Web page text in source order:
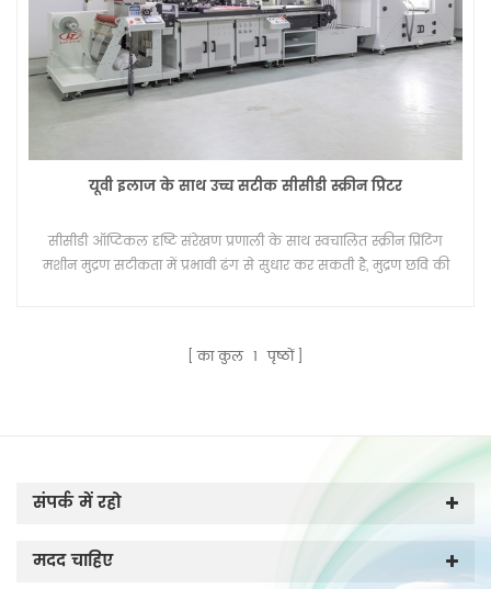
यूवी इलाज के साथ उच्च सटीक सीसीडी स्क्रीन प्रिंटर
सीसीडी ऑप्टिकल दृष्टि संरेखण प्रणाली के साथ स्वचालित स्क्रीन प्रिंटिंग
मशीन मुद्रण सटीकता में प्रभावी ढंग से सुधार कर सकती है, मुद्रण छवि की
सटीकता में और सुधार कर सकते हैं, मुद्रण उत्पादन के स्वचालन स्तर में
का कुल 1 पृष्ठों
संपर्क में रहो
मदद चाहिए